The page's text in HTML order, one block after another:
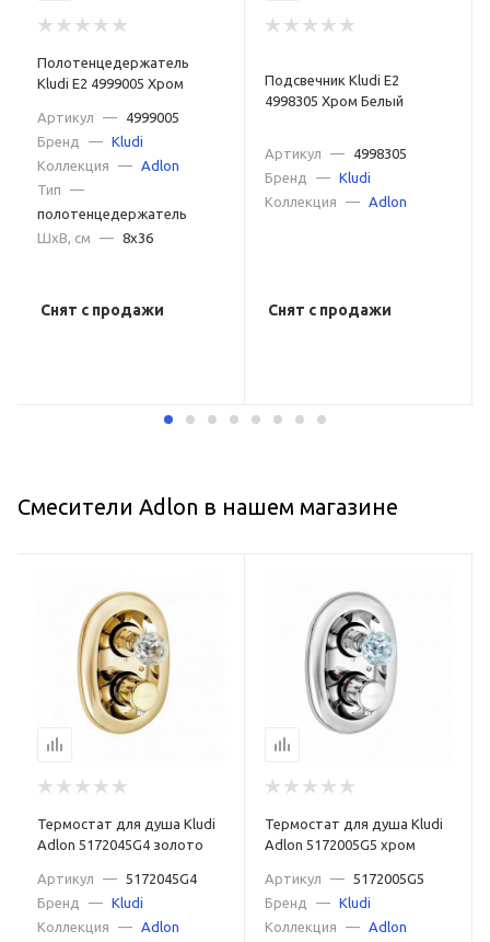
Полотенцедержатель
Kludi E2 4999005 Хром
Артикул —
4999005
Бренд
— Kludi
Коллекция
—
Adlon
Тип
—
полотенцедержатель
ШxВ, см
— 8x36
Снят с продажи
Подсвечник Kludi E2
4998305 Хром Белый
Артикул —
4998305
Бренд
— Kludi
Коллекция
— Adlon
Снят с продажи
Смесители Adlon в нашем магазине
Термостат для душа Kludi
Adlon 5172045G4 золото
Артикул — 5172045G4
Бренд
— Kludi
Коллекция
— Adlon
Термостат для душа Kludi
Adlon 5172005G5 хром
Артикул — 5172005G5
Бренд
— Kludi
Коллекция
— Adlon